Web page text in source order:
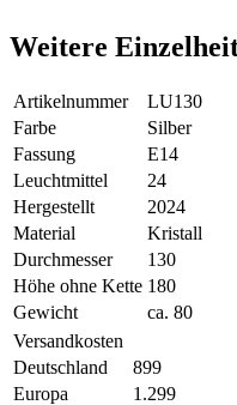
Weitere
Artikelnummer
LU130
Farbe
Silber
Fassung
E14
Leuchtmittel
24
Hergestellt
2024
Material
Kristall
Durchmesser
130
Höhe ohne Kette 180
Gewicht
ca. 80
Versandkosten
Deutschland
899
Europa
1.299